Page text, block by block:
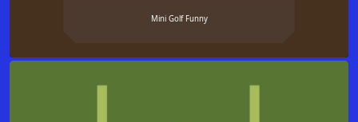
Mini Golf Funny